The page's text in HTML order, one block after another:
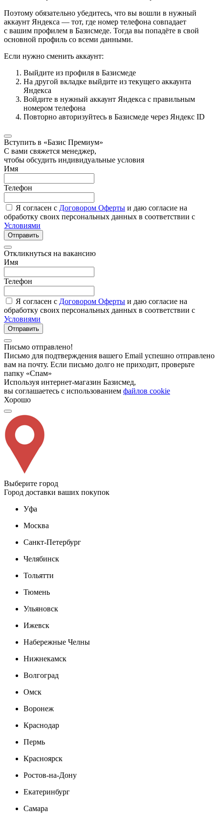
Поэтому обязательно убедитесь, что вы вошли в нужный
аккаунт Яндекса — тот, где номер телефона совпадает
с вашим профилем в Базисмеде. Тогда вы попадёте в свой
основной профиль со всеми данными.
Если нужно сменить аккаунт:
Выйдите из профиля в Базисмеде
На другой вкладке выйдите из текущего аккаунта
Яндекса
Войдите в нужный аккаунт Яндекса с правильным
номером телефона
Повторно авторизуйтесь в Базисмеде через Яндекс ID
Вступить в «Базис Премиум»
С вами свяжется менеджер,
чтобы обсудить индивидуальные условия
Имя
Телефон
Я согласен с Договором Оферты и даю согласие на
обработку своих персональных данных в соответствии с
Условиями
Отправить
Откликнуться на вакансию
Имя
Телефон
Я согласен с Договором Оферты и даю согласие на
обработку своих персональных данных в соответствии с
Условиями
Отправить
Письмо отправлено!
Письмо для подтверждения вашего Email успешно отправлено
вам на почту. Если письмо долго не приходит, проверьте
папку «Спам»
Используя интернет-магазин Базисмед,
вы соглашаетесь с использованием файлов cookie
Хорошо
Выберите город
Город доставки ваших покупок
Уфа
Москва
Санкт-Петербург
Челябинск
Тольятти
Тюмень
Ульяновск
Ижевск
Набережные Челны
Нижнекамск
Волгоград
Омск
Воронеж
Краснодар
Пермь
Красноярск
Ростов-на-Дону
Екатеринбург
Самара